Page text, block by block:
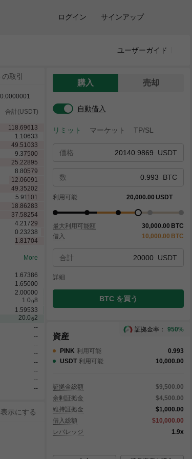
ログイン サインアップ
ユーザーガイド
取引
0.0000001
合計(USDT)
118.69613
1.10633
49.51033
9.37500
25.22895
8.80579
12.06091
49.35202
5.91101
18.86283
37.58254
4.21729
0.23238
1.81704
More
1.67386
1.65000
2.00000
1.098
1.59533
20.062
--
--
--
--
--
--
--
--
示にする
購入 売却
自動借入
リミット マーケット TP/SL
価格 USDT
数 BTC
利用可能 20,000.00 USDT
最大利用可能額 30,000.00 BTC
借入
10,000.00 BTC
合計 USDT
詳細
BTC を買う
資産
PINK 利用可能
0.993
USDT 利用可能 10,000.00
証拠金総額
$9,500.00
余剰証拠金
$4,500.00
維持証拠金
$1,000.00
借入総額
$10,000.00
レバレッジ
1.9x
証拠金率： 950%